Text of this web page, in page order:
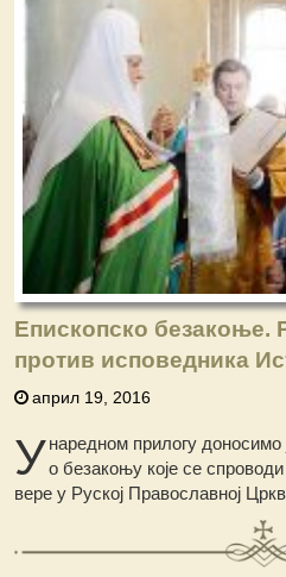
Епископско безакоње.
против исповедника
април 19, 2016
Унаредном прилогу доносимо
о безакоњу које се
вере у Руској Православној